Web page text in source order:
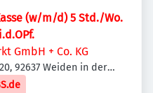
(w/m/d) 5 Std./Wo.
GmbH + Co. KG
92637 Weiden in der